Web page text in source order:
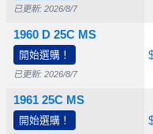
已更新: 2026/8/7
1960 D 25C MS
開始選購！
已更新: 2026/8/7
1961 25C MS
開始選購！
$26.50
$26.50